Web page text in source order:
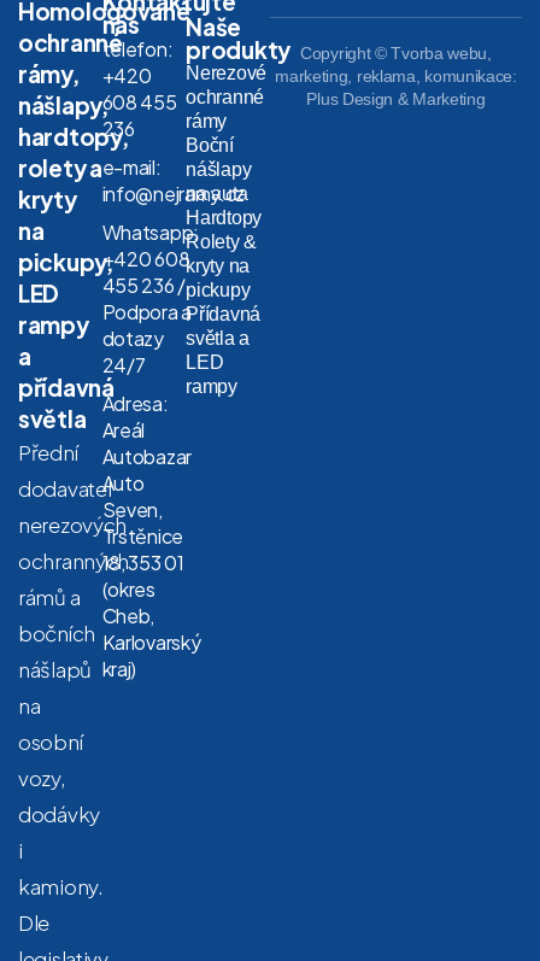
Homologované
ochranné
rámy,
nášlapy,
hardtopy,
rolety a
kryty
na
pickupy,
LED
rampy
a
přídavná
světla
Přední
dodavatel
nerezových
ochranných
rámů a
bočních
nášlapů
na
osobní
vozy,
dodávky
i
kamiony.
Dle
nás
telefon:
+420
608 455
236
e-mail:
info@nejramy.cz
Whatsapp:
+420 608
455 236 /
Podpora a
dotazy
24/7
Adresa:
Areál
Autobazar
Auto
Seven,
Trstěnice
18, 353 01
(okres
Cheb,
Karlovarský
kraj)
Naše
produkty
Nerezové
ochranné
rámy
Boční
nášlapy
na auta
Hardtopy
Rolety &
kryty na
pickupy
Přídavná
světla a
LED
rampy
Copyright © Tvorba webu,
marketing, reklama, komunikace:
Plus Design & Marketing